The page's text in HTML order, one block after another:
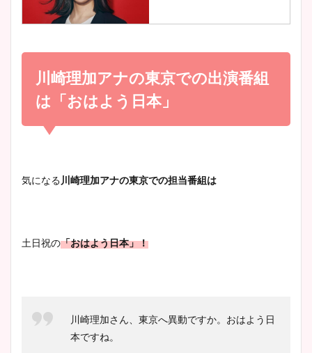
宇賀神メグアナのニット画像
池谷実悠アナのメガネ画像が
小室瑛莉子のカップ画像まと
め！足が美脚でニット衣装も
かわいい！
wikiプロフもチェック！
川崎理加アナの東京での出演番組
は「おはよう日本」
気になる川崎理加アナの東京での担当番組は
土日祝の「おはよう日本」！
川崎理加さん、東京へ異動ですか。おはよう日
本ですね。